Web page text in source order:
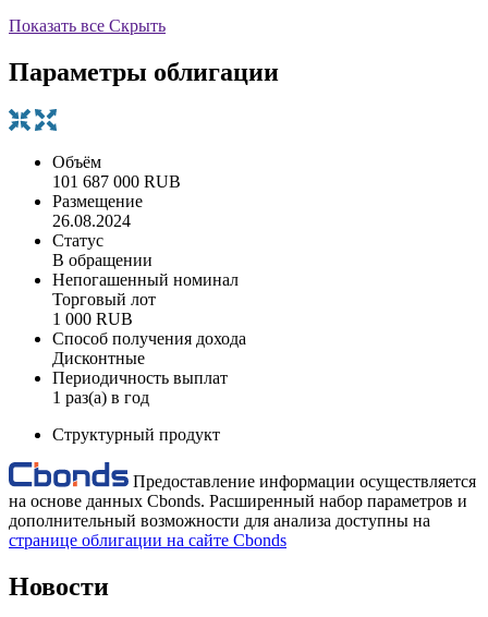
Показать все Скрыть
Параметры облигации
Объём
101 687 000 RUB
Размещение
26.08.2024
Статус
В обращении
Непогашенный номинал
Торговый лот
1 000 RUB
Способ получения дохода
Дисконтные
Периодичность выплат
1 раз(а) в год
Структурный продукт
Предоставление информации осуществляется
на основе данных Cbonds. Расширенный набор параметров и
дополнительный возможности для анализа доступны на
странице облигации на сайте Cbonds
Новости